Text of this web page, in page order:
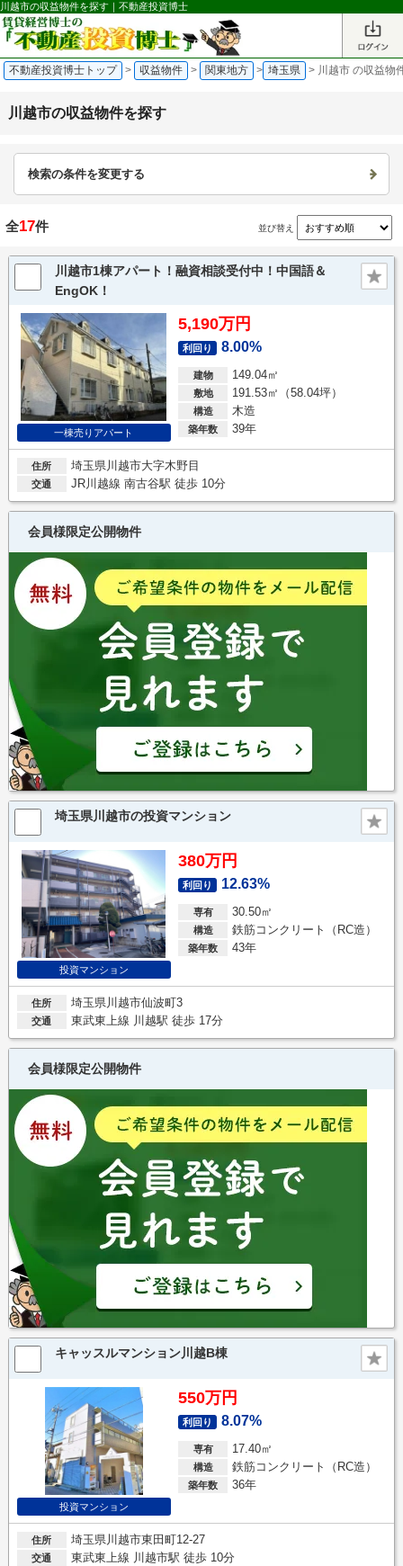
川越市の収益物件を探す｜不動産投資博士
不動産投資博士トップ > 収益物件 > 関東地方 > 埼玉県 > 川越市 の収益物
川越市の収益物件を探す
検索の条件を変更する
全17件 並び替え
川越市1棟アパート！融資相談受付中！中国語＆
EngOK！
一棟売りアパート
5,190万円
利回り 8.00%
建物 149.04㎡
敷地 191.53㎡（58.04坪）
構造 木造
築年数 39年
住所 埼玉県川越市大字木野目
交通 JR川越線 南古谷駅 徒歩 10分
会員様限定公開物件
埼玉県川越市の投資マンション
投資マンション
380万円
利回り 12.63%
専有 30.50㎡
構造 鉄筋コンクリート（RC造）
築年数 43年
住所 埼玉県川越市仙波町3
交通 東武東上線 川越駅 徒歩 17分
会員様限定公開物件
キャッスルマンション川越B棟
投資マンション
550万円
利回り 8.07%
専有 17.40㎡
構造 鉄筋コンクリート（RC造）
築年数 36年
住所 埼玉県川越市東田町12-27
交通 東武東上線 川越市駅 徒歩 10分